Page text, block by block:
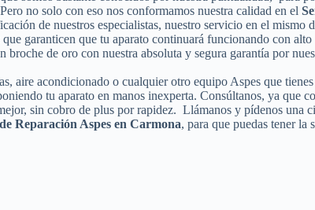
no solo con eso nos conformamos nuestra calidad en el
de nuestros especialistas, nuestro servicio en el mismo
garanticen que tu aparato continuará funcionando con alto
de oro con nuestra absoluta y segura garantía por
aire acondicionado o cualquier otro equipo Aspes que
tu aparato en manos inexperta. Consúltanos, ya que
sin cobro de plus por rapidez. Llámanos y pídenos una
Reparación Aspes en Carmona, para que puedas tener la